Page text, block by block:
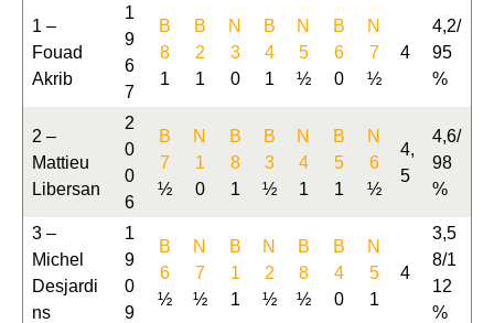
1 –
Fouad
Akrib
1
9
6
7
B
8
1
B
2
1
N
3
0
B
4
1
N
5
½
B
6
0
N
7
½
4
4,2/
95
%
2 –
Mattieu
Libersan
2
0
0
6
B
7
½
N
1
0
B
8
1
B
3
½
N
4
1
B
5
1
N
6
½
4,
5
4,6/
98
%
3 –
Michel
Desjardi
ns
1
9
0
9
B
6
½
N
7
½
B
1
1
N
2
½
B
8
½
B
4
0
N
5
1
4
3,5
8/1
12
%